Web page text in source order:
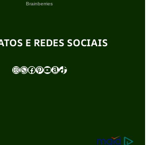
E REDES SOCIAIS
InstagramWhatsApp Facebook Pinterest Youtube Amazon TikTok